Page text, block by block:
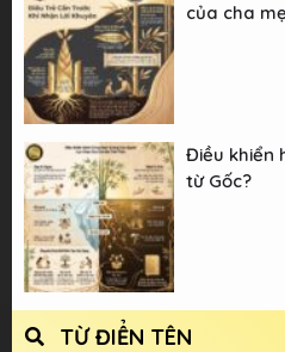
của cha mẹ
Điều khiển
từ Gốc?
TỪ ĐIỂN TÊN